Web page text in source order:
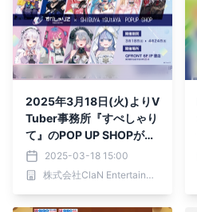
2025年3月18日(火)よりV
Tuber事務所『すぺしゃり
て』のPOP UP SHOPがSH
IBUYA TSUTAYA 6階IP書
店で開催決定！！
2025-03-18 15:00
株式会社ClaN Entertainment